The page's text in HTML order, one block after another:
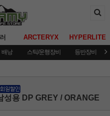
ARCTERYX HYPERLITE
배낭 스틱/운행장비 등반장비
성용 DP GREY / ORANGE